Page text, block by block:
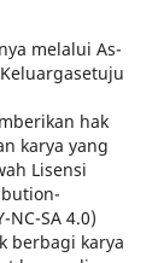
melalui As-
hak
karya yang
Lisensi
NC-SA 4.0)
berbagi karya